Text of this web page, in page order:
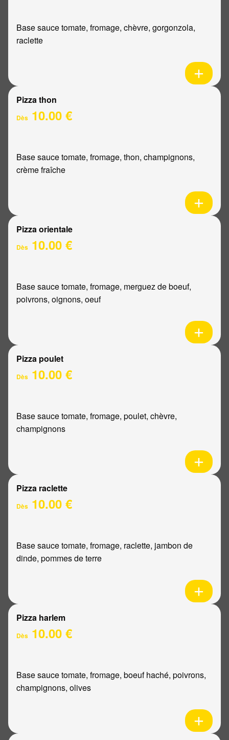
Base sauce tomate, fromage, chèvre, gorgonzola,
raclette
Pizza thon
Dès 10.00 €
Base sauce tomate, fromage, thon, champignons,
crème fraîche
Pizza orientale
Dès 10.00 €
Base sauce tomate, fromage, merguez de boeuf,
poivrons, oignons, oeuf
Pizza poulet
Dès 10.00 €
Base sauce tomate, fromage, poulet, chèvre,
champignons
Pizza raclette
Dès 10.00 €
Base sauce tomate, fromage, raclette, jambon de
dinde, pommes de terre
Pizza harlem
Dès 10.00 €
Base sauce tomate, fromage, boeuf haché, poivrons,
champignons, olives